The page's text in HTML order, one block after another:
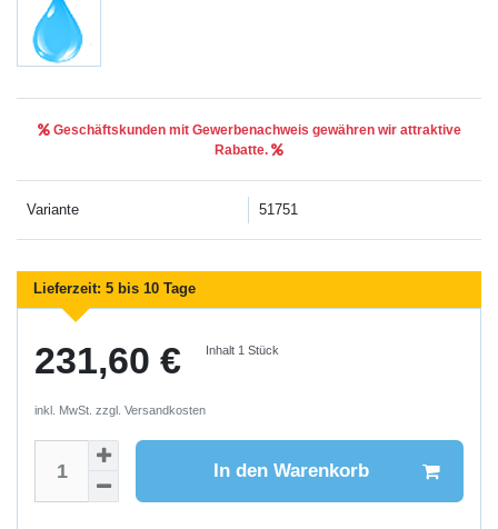
Geschäftskunden mit Gewerbenachweis gewähren wir attraktive
Rabatte.
Variante 51751
Lieferzeit: 5 bis 10 Tage
231,60 € Inhalt 1Stück
inkl. MwSt. zzgl. Versandkosten
In den Warenkorb